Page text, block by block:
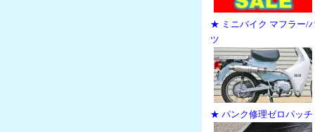
★ ミニバイク マフラー/
ツ
★ パンク修理ゼロパッチ